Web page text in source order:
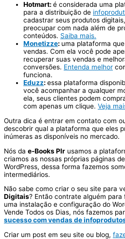
Hotmart: é considerada uma
para a distribuição de
cadastrar seus produtos
preocupar com nada além de
conteúdos. Saiba mais.
Monetizze: uma plataforma
vendas. Com ela você pode
recuperar suas vendas e
conversões. Entenda melhor
funciona.
Eduzz: essa plataforma
você acompanhar a qualquer
ela, seus clientes podem
com apenas um clique. Veja
Outra dica é entrar em contato com
descobrir qual a plataforma que eles
inúmeras as disponíveis no mercado.
Nós da e-Books Plr usamos a
criamos as nossas próprias páginas
WordPress, dessa forma fazemos
intermediários.
Não sabe como criar o seu site para
Digitais? Então contrate alguém
uma instalação e configuração do
Vende Todos os Dias, nós fazemos
sucesso com vendas de
Criar um post em seu site ou blog,